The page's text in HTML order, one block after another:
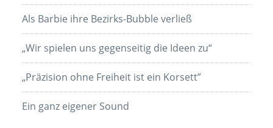
Als Barbie ihre Bezirks-Bubble verließ
„Wir spielen uns gegenseitig die Ideen zu“
„Präzision ohne Freiheit ist ein Korsett”
Ein ganz eigener Sound